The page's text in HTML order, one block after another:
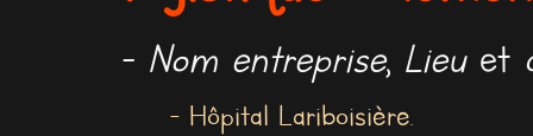
- Nom entreprise, Lieuet
- Hôpital Lariboisière.